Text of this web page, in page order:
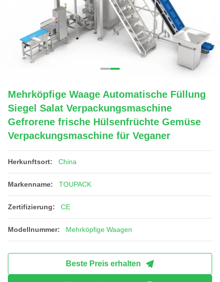
Mehrköpfige Waage Automatische Füllung
Siegel Salat Verpackungsmaschine
Gefrorene frische Hülsenfrüchte Gemüse
Verpackungsmaschine für Veganer
Herkunftsort: China
Markenname: TOUPACK
Zertifizierung: CE
Modellnummer: Mehrköpfige Waagen
Beste Preis erhalten